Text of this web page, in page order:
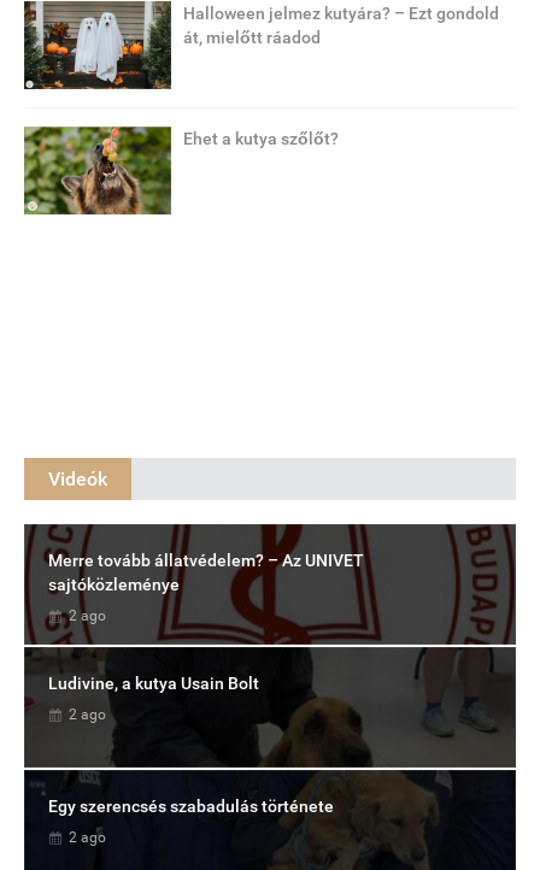
Halloween jelmez kutyára? – Ezt gondold
át, mielőtt ráadod
Ehet a kutya szőlőt?
Videók
Merre tovább állatvédelem? – Az UNIVET
sajtóközleménye
2 ago
Ludivine, a kutya Usain Bolt
2 ago
Egy szerencsés szabadulás története
2 ago